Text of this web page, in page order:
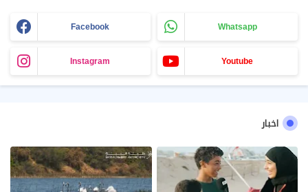
Facebook Whatsapp
Instagram Youtube
اخبار